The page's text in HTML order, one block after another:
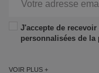
J'accepte de
personnalisées de la
VOIR PLUS +